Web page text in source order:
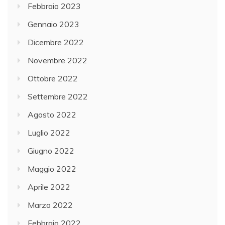
Febbraio 2023
Gennaio 2023
Dicembre 2022
Novembre 2022
Ottobre 2022
Settembre 2022
Agosto 2022
Luglio 2022
Giugno 2022
Maggio 2022
Aprile 2022
Marzo 2022
Febbraio 2022